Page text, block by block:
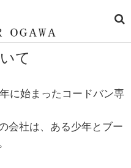
て
に始まったコードバン専
会社は、ある少年とブー